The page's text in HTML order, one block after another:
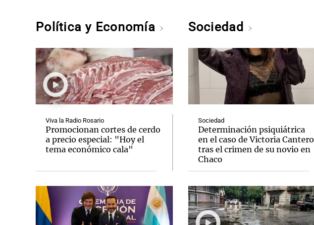
Política y Economía
Viva la Radio Rosario
Promocionan cortes de cerdo
a precio especial: "Hoy el
tema económico cala"
Sociedad
Sociedad
Determinación psiquiátrica
en el caso de Victoria Cantero
tras el crimen de su novio en
Chaco